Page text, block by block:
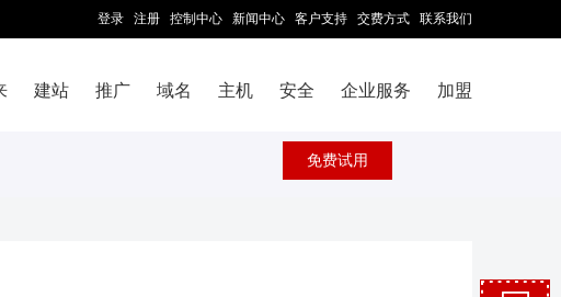
登录 注册 控制中心 新闻中心 客户支持 交费方式 联系我们
建站 推广 域名 主机 安全 企业服务 加盟
免费试用